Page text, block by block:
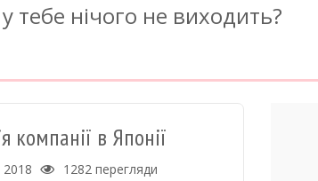
тебе нічого не виходить?
компанії в Японії
1282 перегляди